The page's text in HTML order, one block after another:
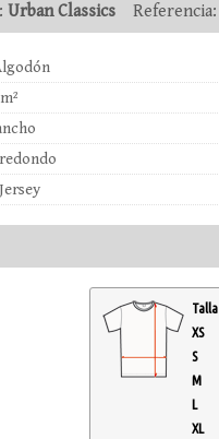
Urban Classics Referencia:
Talla
XS
S
M
L
XL